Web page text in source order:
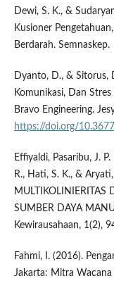
Dewi, S. K., &
Kusioner
Berdarah. Semnaskep.
Dyanto, D., & Sitorus,
Komunikasi, Dan
Bravo Engineering.
https://doi.org/
Effiyaldi, Pasaribu, J.
R., Hati, S. K., &
MULTIKOLINIERITAS
SUMBER DAYA
Kewirausahaan, 1(2),
Fahmi, I. (2016).
Jakarta: Mitra Wacana